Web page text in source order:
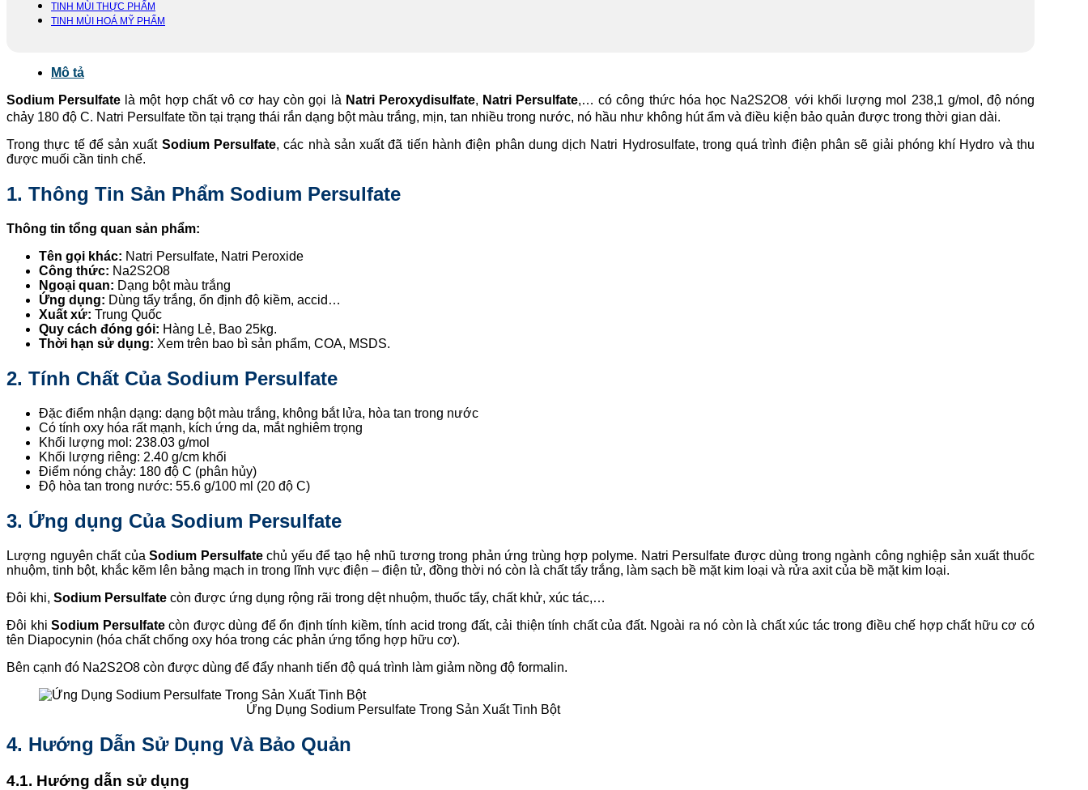
TINH MÙI THỰC PHẨM
TINH MÙI HOÁ MỸ PHẨM
Mô tả
Sodium Persulfate là một hợp chất vô cơ hay còn gọi là Natri Peroxydisulfate, Natri Persulfate,… có công thức hóa học Na2S2O8, với khối lượng mol 238,1 g/mol, độ nóng
chảy 180 độ C. Natri Persulfate tồn tại trạng thái rắn dạng bột màu trắng, mịn, tan nhiều trong nước, nó hầu như không hút ẩm và điều kiện bảo quản được trong thời gian dài.
Trong thực tế để sản xuất Sodium Persulfate, các nhà sản xuất đã tiến hành điện phân dung dịch Natri Hydrosulfate, trong quá trình điện phân sẽ giải phóng khí Hydro và thu
được muối cần tinh chế.
1. Thông Tin Sản Phẩm Sodium Persulfate
Thông tin tổng quan sản phẩm:
Tên gọi khác: Natri Persulfate, Natri Peroxide
Công thức: Na2S2O8
Ngoại quan: Dạng bột màu trắng
Ứng dụng: Dùng tẩy trắng, ổn định độ kiềm, accid…
Xuất xứ: Trung Quốc
Quy cách đóng gói: Hàng Lẻ, Bao 25kg.
Thời hạn sử dụng: Xem trên bao bì sản phẩm, COA, MSDS.
2. Tính Chất Của Sodium Persulfate
Đặc điểm nhận dạng: dạng bột màu trắng, không bắt lửa, hòa tan trong nước
Có tính oxy hóa rất mạnh, kích ứng da, mắt nghiêm trọng
Khối lượng mol: 238.03 g/mol
Khối lượng riêng: 2.40 g/cm khối
Điểm nóng chảy: 180 độ C (phân hủy)
Độ hòa tan trong nước: 55.6 g/100 ml (20 độ C)
3. Ứng dụng Của Sodium Persulfate
Lượng nguyên chất củaSodium Persulfatechủ yếu để tạo hệ nhũ tương trong phản ứng trùng hợp polyme. Natri Persulfate được dùng trong ngành công nghiệp sản xuất thuốc
nhuộm, tinh bột, khắc kẽm lên bảng mạch in trong lĩnh vực điện – điện tử, đồng thời nó còn là chất tẩy trắng, làm sạch bề mặt kim loại và rửa axit của bề mặt kim loại.
Đôi khi, Sodium Persulfate còn được ứng dụng rộng rãi trong dệt nhuộm, thuốc tẩy, chất khử, xúc tác,…
Đôi khiSodium Persulfatecòn được dùng để ổn định tính kiềm, tính acid trong đất, cải thiện tính chất của đất. Ngoài ra nó còn là chất xúc tác trong điều chế hợp chất hữu cơ có
tên Diapocynin (hóa chất chống oxy hóa trong các phản ứng tổng hợp hữu cơ).
Bên cạnh đó Na2S2O8 còn được dùng để đẩy nhanh tiến độ quá trình làm giảm nồng độ formalin.
Ứng Dụng Sodium Persulfate Trong Sản Xuất Tinh Bột
4. Hướng Dẫn Sử Dụng Và Bảo Quản
4.1. Hướng dẫn sử dụng